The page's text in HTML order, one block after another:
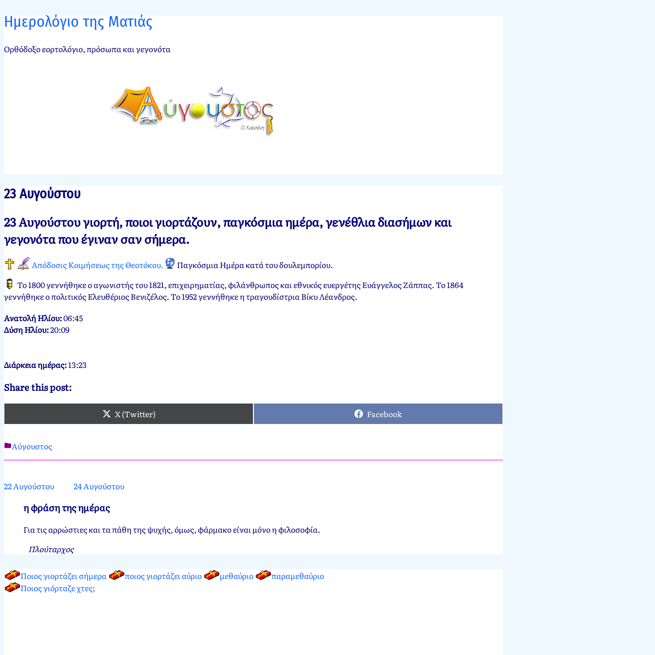
Ημερολόγιο της Ματιάς
Ορθόδοξο εορτολόγιο, πρόσωπα και γεγονότα
23 Αυγούστου
Νεκτάριος
Παπασπύρου
Αυγούστου,
23 Αυγούστου γιορτή, ποιοι γιορτάζουν, παγκόσμια ημέρα, γενέθλια διασήμων και
γεγονότα που έγιναν σαν σήμερα.
Απόδοσις Κοιμήσεως της Θεοτόκου.
Παγκόσμια Ημέρα κατά του δουλεμπορίου.
Το 1800 γεννήθηκε ο αγωνιστής του 1821, επιχειρηματίας, φιλάνθρωπος και εθνικός ευεργέτης Ευάγγελος Ζάππας. Το 1864
γεννήθηκε ο πολιτικός Ελευθέριος Βενιζέλος. Το 1952 γεννήθηκε η τραγουδίστρια Βίκυ Λέανδρος.
Ανατολή Ηλίου:06:45
Δύση Ηλίου:20:09
Διάρκεια ημέρας:13:23
Share this post:
X (Twitter) Facebook
Νεκτάριος
23
2012
Αύγουστος
22 Αυγούστου 24 Αυγούστου
η φράση της ημέρας
Για τις αρρώστιες και τα πάθη της ψυχής, όμως, φάρμακο είναι μόνο η φιλοσοφία.
Πλούταρχος
Ποιος γιορτάζει σήμερα ποιος γιορτάζει αύριο μεθαύριο
παραμεθαύριο
Ποιος γιόρταζε χτες;